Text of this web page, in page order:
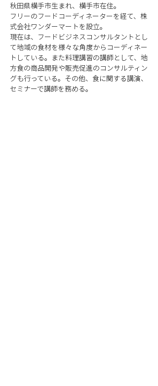
秋田県横手市生まれ、横手市在住。
フリーのフードコーディネーターを経て、株
式会社ワンダーマートを設立。
現在は、フードビジネスコンサルタントとし
て地域の食材を様々な角度からコーディネー
トしている。また料理講習の講師として、地
方食の商品開発や販売促進のコンサルティン
グも行っている。その他、食に関する講演、
セミナーで講師を務める。